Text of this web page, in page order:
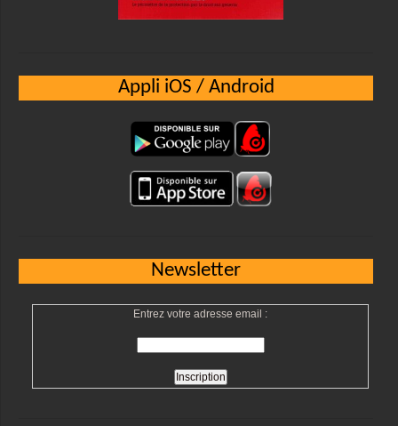
Appli iOS / Android
Newsletter
Entrez votre adresse email :